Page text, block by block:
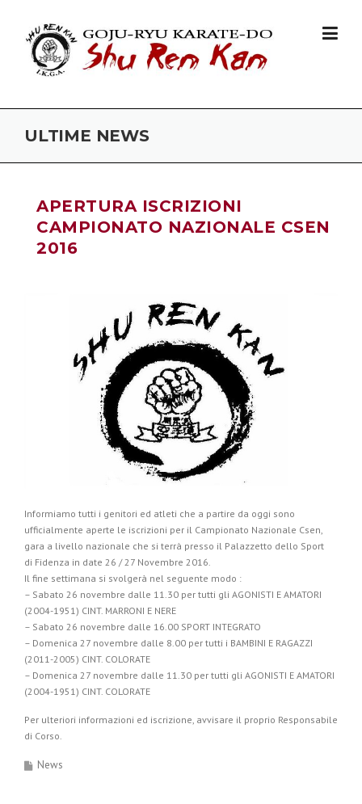
ULTIME NEWS
APERTURA ISCRIZIONI
CAMPIONATO NAZIONALE CSEN
2016
Informiamo tutti i genitori ed atleti che a partire da oggi sono
ufficialmente aperte le iscrizioni per il Campionato Nazionale Csen,
gara a livello nazionale che si terrà presso il Palazzetto dello Sport
di Fidenza in date 26 / 27 Novembre 2016.
Il fine settimana si svolgerà nel seguente modo :
– Sabato 26 novembre dalle 11.30 per tutti gli AGONISTI E AMATORI
(2004-1951) CINT. MARRONI E NERE
– Sabato 26 novembre dalle 16.00 SPORT INTEGRATO
– Domenica 27 novembre dalle 8.00 per tutti i BAMBINI E RAGAZZI
(2011-2005) CINT. COLORATE
– Domenica 27 novembre dalle 11.30 per tutti gli AGONISTI E AMATORI
(2004-1951) CINT. COLORATE
Per ulteriori informazioni ed iscrizione, avvisare il proprio Responsabile
di Corso.
News